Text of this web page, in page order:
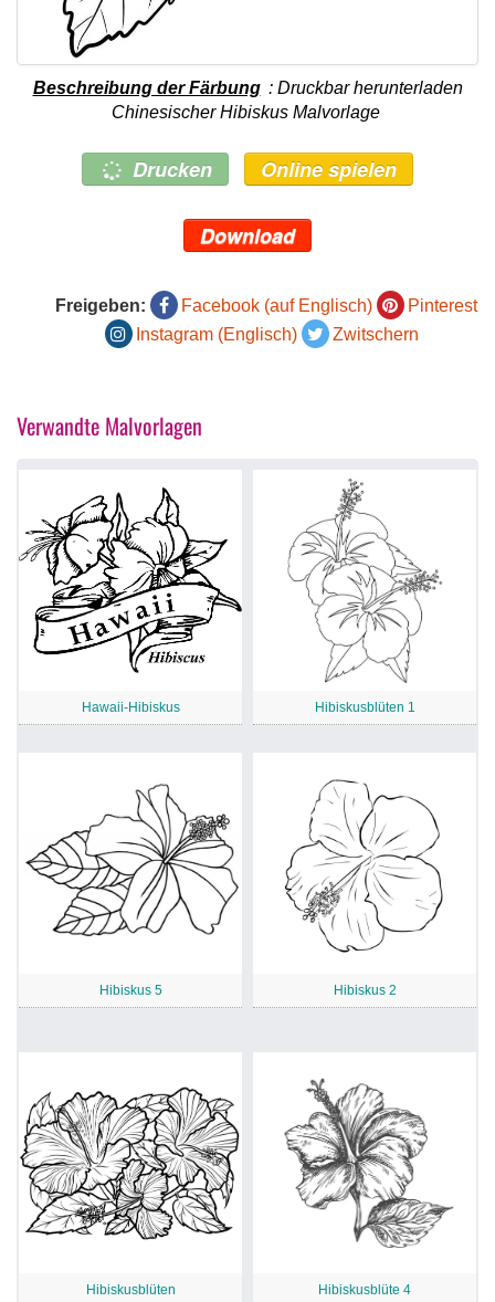
Beschreibung der Färbung : Druckbar herunterladen
Chinesischer Hibiskus Malvorlage
Drucken Online spielen
Download
Freigeben: Facebook (auf Englisch)
Pinterest
Instagram (Englisch)
Zwitschern
Verwandte Malvorlagen
Hawaii-Hibiskus Hibiskusblüten 1
Hibiskus 5 Hibiskus 2
Hibiskusblüten Hibiskusblüte 4